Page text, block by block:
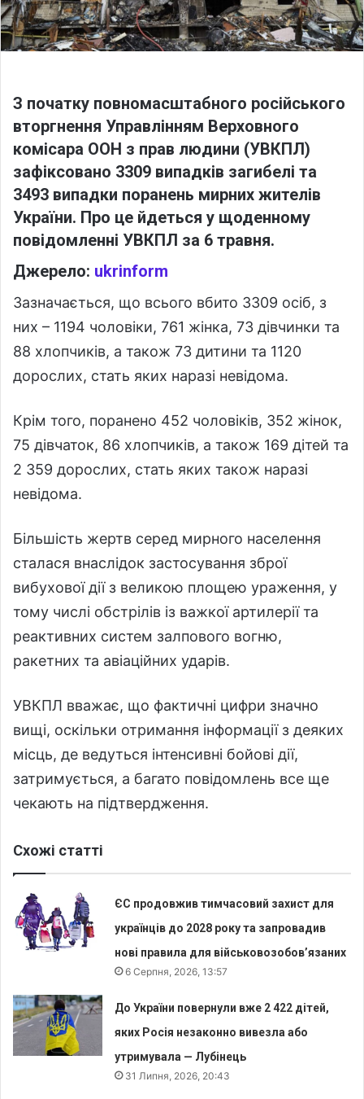
З початку повномасштабного російського
вторгнення Управлінням Верховного
комісара ООН з прав людини (УВКПЛ)
зафіксовано 3309 випадків загибелі та
3493 випадки поранень мирних жителів
України. Про це йдеться у щоденному
повідомленні УВКПЛ за 6 травня.
Джерело: ukrinform
Зазначається, що всього вбито 3309 осіб, з
них – 1194 чоловіки, 761 жінка, 73 дівчинки та
88 хлопчиків, а також 73 дитини та 1120
дорослих, стать яких наразі невідома.
Крім того, поранено 452 чоловіків, 352 жінок,
75 дівчаток, 86 хлопчиків, а також 169 дітей та
2 359 дорослих, стать яких також наразі
невідома.
Більшість жертв серед мирного населення
сталася внаслідок застосування зброї
вибухової дії з великою площею ураження, у
тому числі обстрілів із важкої артилерії та
реактивних систем залпового вогню,
ракетних та авіаційних ударів.
УВКПЛ вважає, що фактичні цифри значно
вищі, оскільки отримання інформації з деяких
місць, де ведуться інтенсивні бойові дії,
затримується, а багато повідомлень все ще
чекають на підтвердження.
Схожі статті
ЄС продовжив тимчасовий захист для
українців до 2028 року та запровадив
нові правила для військовозобов’язаних
6 Серпня, 2026, 13:57
До України повернули вже 2 422 дітей,
яких Росія незаконно вивезла або
утримувала — Лубінець
31 Липня, 2026, 20:43